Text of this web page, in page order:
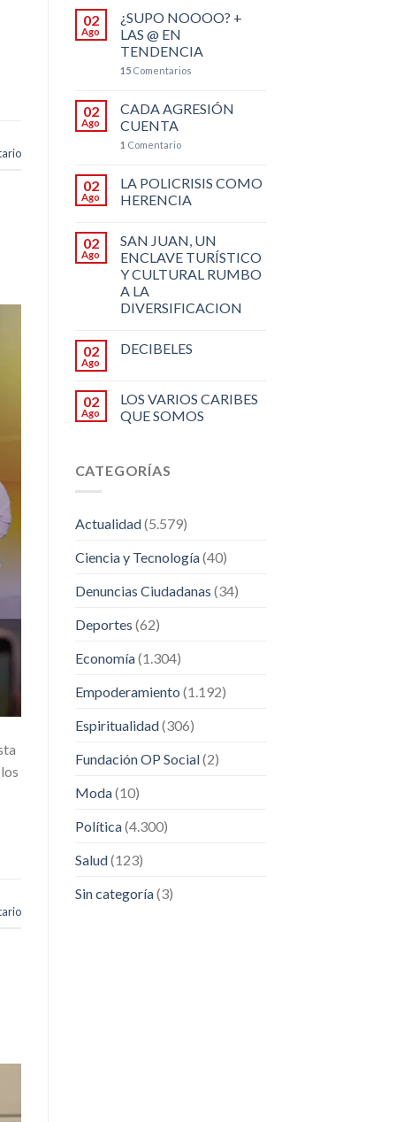
02
Ago
¿SUPO NOOOO? +
LAS @ EN
TENDENCIA
15Comentarios
02
Ago
CADA AGRESIÓN
CUENTA
1 Comentario
02
Ago
LA POLICRISIS COMO
HERENCIA
02
Ago
SAN JUAN, UN
ENCLAVE TURÍSTICO
Y CULTURAL RUMBO
A LA
DIVERSIFICACION
02
Ago
DECIBELES
02
Ago
LOS VARIOS CARIBES
QUE SOMOS
CATEGORÍAS
Actualidad(5.579)
Ciencia y Tecnología(40)
Denuncias Ciudadanas (34)
Deportes (62)
Economía(1.304)
Empoderamiento (1.192)
Espiritualidad(306)
Fundación OP Social(2)
Moda(10)
Política(4.300)
Salud(123)
Sin categoría(3)